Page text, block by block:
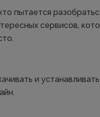
пытается
сервисов,
и